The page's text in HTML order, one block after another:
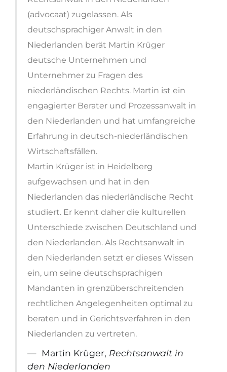
(advocaat) zugelassen. Als
deutschsprachiger Anwalt in den
Niederlanden berät Martin Krüger
deutsche Unternehmen und
Unternehmer zu Fragen des
niederländischen Rechts. Martin ist ein
engagierter Berater und Prozessanwalt in
den Niederlanden und hat umfangreiche
Erfahrung in deutsch-niederländischen
Wirtschaftsfällen.
Martin Krüger ist in Heidelberg
aufgewachsen und hat in den
Niederlanden das niederländische Recht
studiert. Er kennt daher die kulturellen
Unterschiede zwischen Deutschland und
den Niederlanden. Als Rechtsanwalt in
den Niederlanden setzt er dieses Wissen
ein, um seine deutschsprachigen
Mandanten in grenzüberschreitenden
rechtlichen Angelegenheiten optimal zu
beraten und in Gerichtsverfahren in den
Niederlanden zu vertreten.
Martin Krüger, Rechtsanwalt in
den Niederlanden